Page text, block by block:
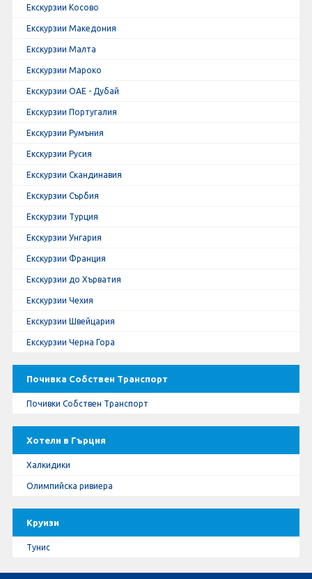
Екскурзии Косово
Екскурзии Македония
Екскурзии Малта
Екскурзии Мароко
Екскурзии ОАЕ - Дубай
Екскурзии Португалия
Екскурзии Румъния
Екскурзии Русия
Екскурзии Скандинавия
Екскурзии Сърбия
Екскурзии Турция
Екскурзии Унгария
Екскурзии Франция
Екскурзии до Хърватия
Екскурзии Чехия
Екскурзии Швейцария
Екскурзии Черна Гора
Почивка Собствен Транспорт
Почивки Собствен Транспорт
Хотели в Гърция
Халкидики
Олимпийска ривиера
Круизи
Тунис